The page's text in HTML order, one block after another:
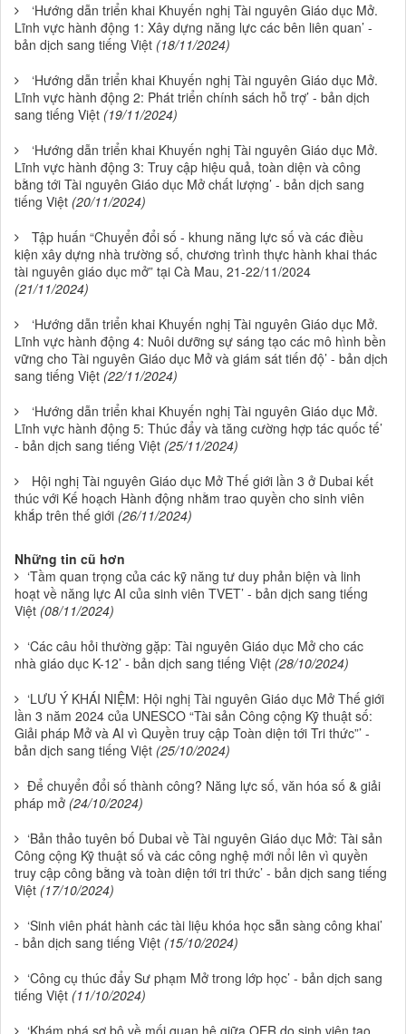
‘Hướng dẫn triển khai Khuyến nghị Tài nguyên Giáo dục Mở.
Lĩnh vực hành động 1: Xây dựng năng lực các bên liên quan’ -
bản dịch sang tiếng Việt (18/11/2024)
‘Hướng dẫn triển khai Khuyến nghị Tài nguyên Giáo dục Mở.
Lĩnh vực hành động 2: Phát triển chính sách hỗ trợ’ - bản dịch
sang tiếng Việt (19/11/2024)
‘Hướng dẫn triển khai Khuyến nghị Tài nguyên Giáo dục Mở.
Lĩnh vực hành động 3: Truy cập hiệu quả, toàn diện và công
bằng tới Tài nguyên Giáo dục Mở chất lượng’ - bản dịch sang
tiếng Việt (20/11/2024)
Tập huấn “Chuyển đổi số - khung năng lực số và các điều
kiện xây dựng nhà trường số, chương trình thực hành khai thác
tài nguyên giáo dục mở” tại Cà Mau, 21-22/11/2024
(21/11/2024)
‘Hướng dẫn triển khai Khuyến nghị Tài nguyên Giáo dục Mở.
Lĩnh vực hành động 4: Nuôi dưỡng sự sáng tạo các mô hình bền
vững cho Tài nguyên Giáo dục Mở và giám sát tiến độ’ - bản dịch
sang tiếng Việt (22/11/2024)
‘Hướng dẫn triển khai Khuyến nghị Tài nguyên Giáo dục Mở.
Lĩnh vực hành động 5: Thúc đẩy và tăng cường hợp tác quốc tế’
- bản dịch sang tiếng Việt (25/11/2024)
Hội nghị Tài nguyên Giáo dục Mở Thế giới lần 3 ở Dubai kết
thúc với Kế hoạch Hành động nhằm trao quyền cho sinh viên
khắp trên thế giới (26/11/2024)
Những tin cũ hơn
‘Tầm quan trọng của các kỹ năng tư duy phản biện và linh
hoạt về năng lực AI của sinh viên TVET’ - bản dịch sang tiếng
Việt (08/11/2024)
‘Các câu hỏi thường gặp: Tài nguyên Giáo dục Mở cho các
nhà giáo dục K-12’ - bản dịch sang tiếng Việt (28/10/2024)
‘LƯU Ý KHÁI NIỆM: Hội nghị Tài nguyên Giáo dục Mở Thế giới
lần 3 năm 2024 của UNESCO “Tài sản Công cộng Kỹ thuật số:
Giải pháp Mở và AI vì Quyền truy cập Toàn diện tới Tri thức”’ -
bản dịch sang tiếng Việt (25/10/2024)
Để chuyển đổi số thành công? Năng lực số, văn hóa số & giải
pháp mở (24/10/2024)
‘Bản thảo tuyên bố Dubai về Tài nguyên Giáo dục Mở: Tài sản
Công cộng Kỹ thuật số và các công nghệ mới nổi lên vì quyền
truy cập công bằng và toàn diện tới tri thức’ - bản dịch sang tiếng
Việt (17/10/2024)
‘Sinh viên phát hành các tài liệu khóa học sẵn sàng công khai’
- bản dịch sang tiếng Việt (15/10/2024)
‘Công cụ thúc đẩy Sư phạm Mở trong lớp học’ - bản dịch sang
tiếng Việt (11/10/2024)